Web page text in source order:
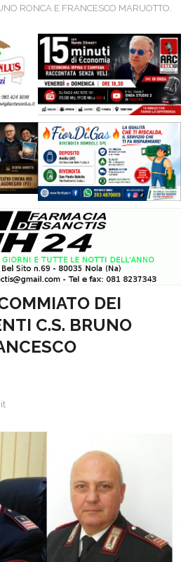
RONCA E FRANCESCO MARUOTTO.
DEI
C.S. BRUNO